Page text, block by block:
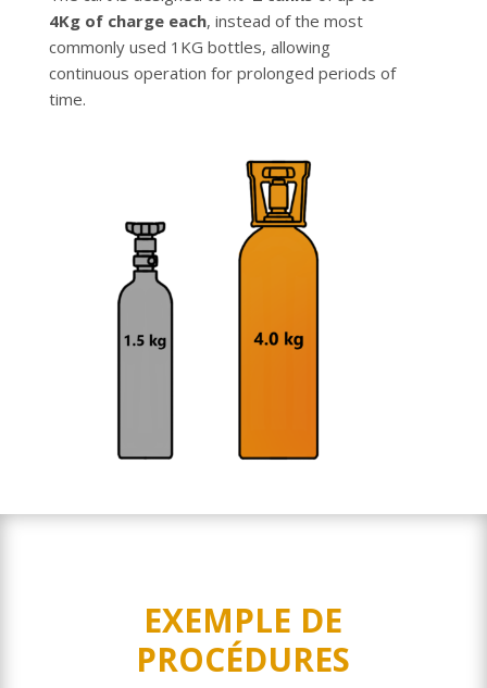
4Kg of charge each, instead of the most
commonly used 1KG bottles, allowing
continuous operation for prolonged periods of
time.
EXEMPLE DE
PROCÉDURES